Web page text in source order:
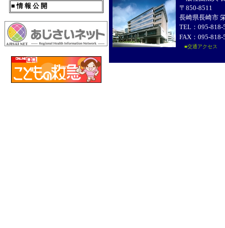
〒850-8511
長崎県長崎市
TEL：095-818-
FAX：095-818-
■交通アクセス
■ 情 報 公 開